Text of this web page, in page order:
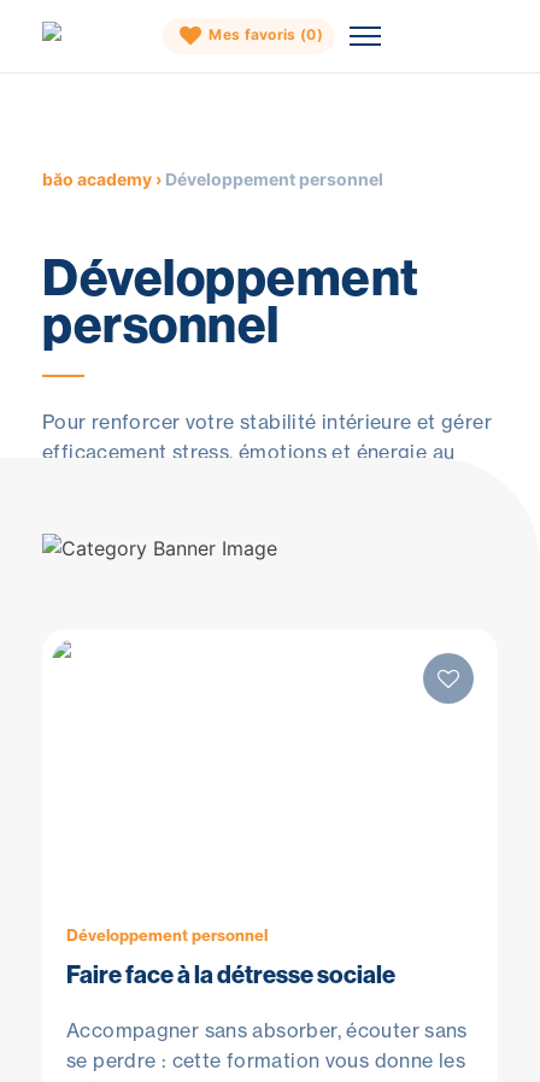
content
Mes favoris (0)
băo academy › Développement personnel
Développement
personnel
Pour renforcer votre stabilité intérieure et gérer
efficacement stress, émotions et énergie au
Développement personnel
Faire face à la détresse sociale
Accompagner sans absorber, écouter sans
se perdre : cette formation vous donne les